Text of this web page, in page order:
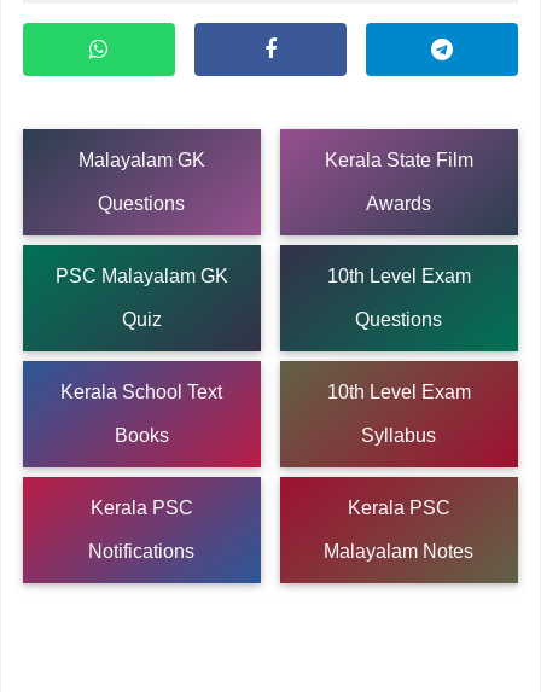
Malayalam GK
Questions
Kerala State Film
Awards
PSC Malayalam GK
Quiz
10th Level Exam
Questions
Kerala School Text
Books
10th Level Exam
Syllabus
Kerala PSC
Notifications
Kerala PSC
Malayalam Notes